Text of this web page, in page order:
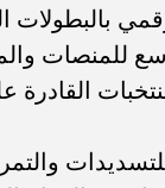
للمنصات